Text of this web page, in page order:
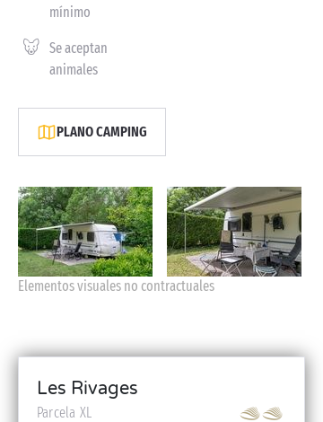
mínimo
Se aceptan
animales
PLANO CAMPING
Elementos visuales no contractuales
Les Rivages
Parcela XL